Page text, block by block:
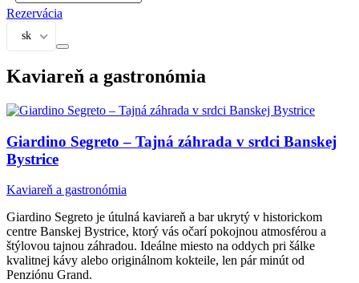
Rezervácia
sk
Kaviareň a gastronómia
Giardino Segreto – Tajná záhrada v srdci Banskej
Bystrice
Kaviareň a gastronómia
Giardino Segreto je útulná kaviareň a bar ukrytý v historickom
centre Banskej Bystrice, ktorý vás očarí pokojnou atmosférou a
štýlovou tajnou záhradou. Ideálne miesto na oddych pri šálke
kvalitnej kávy alebo originálnom kokteile, len pár minút od
Penziónu Grand.